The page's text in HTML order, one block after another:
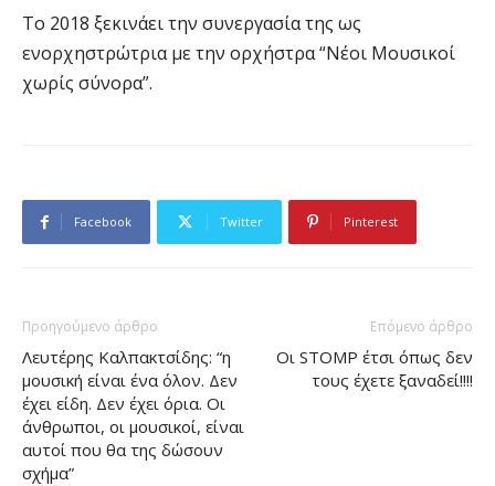
Το 2018 ξεκινάει την συνεργασία της ως
ενορχηστρώτρια με την ορχήστρα “Νέοι Μουσικοί
χωρίς σύνορα”.
Facebook Twitter Pinterest
Προηγούμενο άρθρο
Λευτέρης Καλπακτσίδης: “η
μουσική είναι ένα όλον. Δεν
έχει είδη. Δεν έχει όρια. Οι
άνθρωποι, οι μουσικοί, είναι
αυτοί που θα της δώσουν
σχήμα”
Επόμενο άρθρο
Οι STOMP έτσι όπως δεν
τους έχετε ξαναδεί!!!!